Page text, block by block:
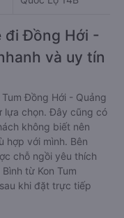
đi Đồng Hới -
và uy tín
Đồng Hới - Quảng
lựa chọn. Đây cũng có
không biết nên
hợp với mình. Bên
chỗ ngồi yêu thích
từ Kon Tum
khi đặt trực tiếp